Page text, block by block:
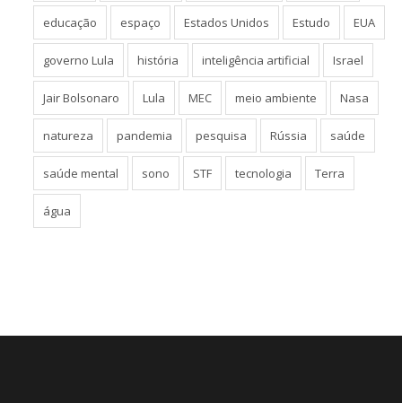
educação espaço Estados Unidos Estudo EUA
governo Lula história inteligência artificial Israel
Jair Bolsonaro Lula MEC meio ambiente Nasa
natureza pandemia pesquisa Rússia saúde
saúde mental sono STF tecnologia Terra
água